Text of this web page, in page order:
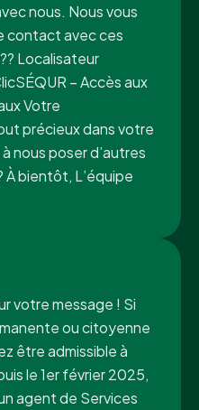
nous. Nous vous
contact avec ces
Localisateur
– Accès aux
Votre
précieux dans votre
nous poser d’autres
À bientôt, L’équipe
votre message ! Si
ou citoyenne
être admissible à
le 1er février 2025,
agent de Services